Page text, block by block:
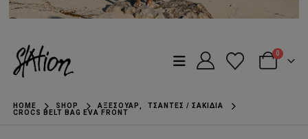
0
HOME SHOP ΑΞΕΣΟΥΆΡ,
ΤΣΆΝΤΕΣ / ΣΑΚΊΔΙΑ
CROCS BELT BAG EVA FRONT